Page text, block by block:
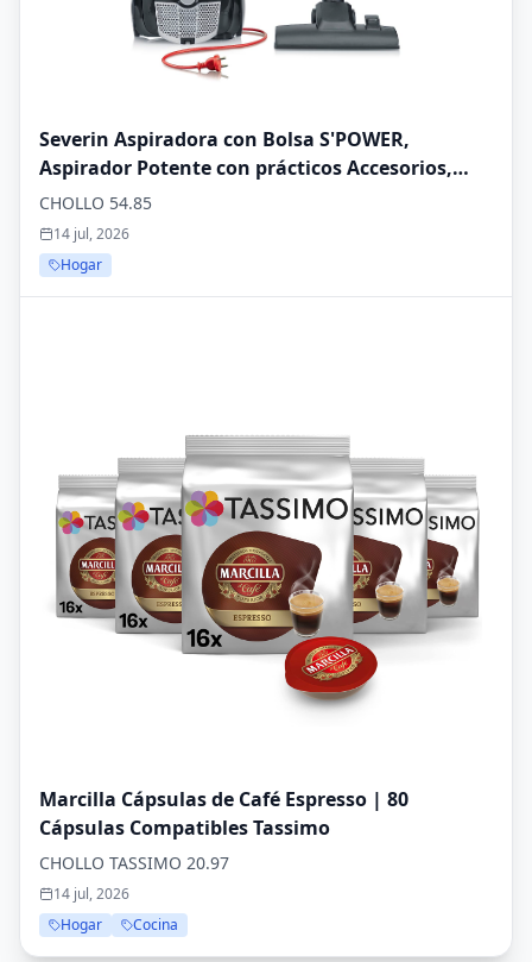
Severin Aspiradora con Bolsa S'POWER,
Aspirador Potente con prácticos Accesorios,
Aspirador silencioso con Ruedas de 360° para
una Gran Movilidad, Negro, BC 7030
CHOLLO 54.85
14 jul, 2026
Hogar
Marcilla Cápsulas de Café Espresso | 80
Cápsulas Compatibles Tassimo
CHOLLO TASSIMO 20.97
14 jul, 2026
Hogar
Cocina